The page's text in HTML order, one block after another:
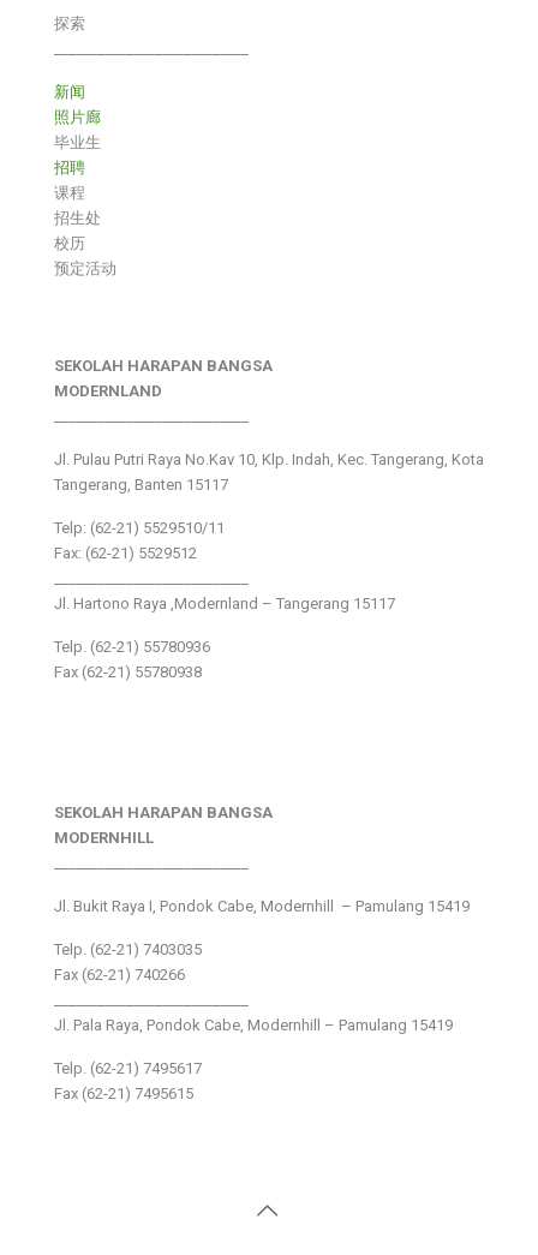
探索
新闻
照片廊
毕业生
招聘
课程
招生处
校历
预定活动
SEKOLAH HARAPAN BANGSA
MODERNLAND
Jl. Pulau Putri Raya No.Kav 10, Klp. Indah, Kec. Tangerang, Kota
Tangerang, Banten 15117
Telp: (62-21) 5529510/11
Fax: (62-21) 5529512
Jl. Hartono Raya ,Modernland – Tangerang 15117
Telp. (62-21) 55780936
Fax (62-21) 55780938
SEKOLAH HARAPAN BANGSA
MODERNHILL
Jl. Bukit Raya I, Pondok Cabe, Modernhill – Pamulang 15419
Telp. (62-21) 7403035
Fax (62-21) 740266
Jl. Pala Raya, Pondok Cabe, Modernhill – Pamulang 15419
Telp. (62-21) 7495617
Fax (62-21) 7495615